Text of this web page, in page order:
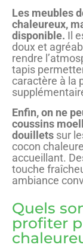
Les meubles
chaleureux,
disponible. Il
doux et
rendre
tapis
caractère à la
Enfin, on ne
coussins
douillets sur
cocon
accueillant.
touche
ambiance
Quels
profiter